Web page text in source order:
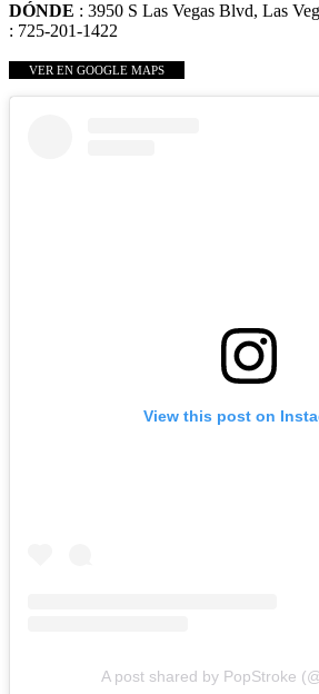
DÓNDE : 3950 S Las Vegas Blvd, Las
: 725-201-1422
VER EN GOOGLE MAPS
View this post on
A post shared by PopStroke